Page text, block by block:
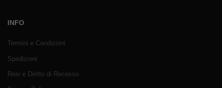
INFO
Termini e Condizioni
Spedizioni
Resi e Diritto di Recesso